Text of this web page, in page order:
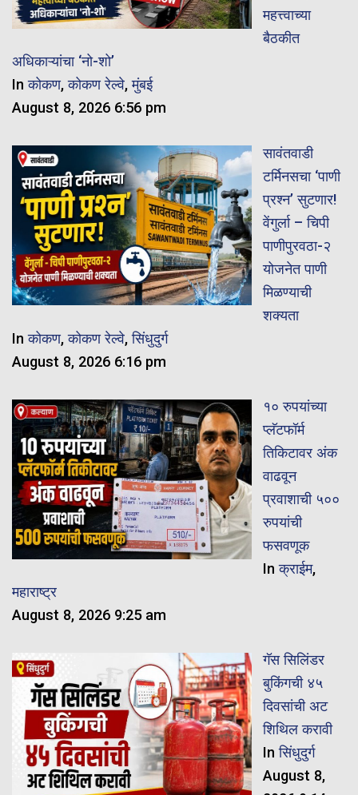
महत्त्वाच्या
बैठकीत
अधिकाऱ्यांचा ‘नो-शो’
Inकोकण,कोकण रेल्वे,मुंबई
August 8, 2026 6:56 pm
सावंतवाडी
टर्मिनसचा ‘पाणी
प्रश्न’ सुटणार!
वेंगुर्ला – चिपी
पाणीपुरवठा-२
योजनेत पाणी
मिळण्याची
शक्यता
Inकोकण,कोकण रेल्वे,सिंधुदुर्ग
August 8, 2026 6:16 pm
१० रुपयांच्या
प्लॅटफॉर्म
तिकिटावर अंक
वाढवून
प्रवाशाची ५००
रुपयांची
फसवणूक
Inक्राईम,
महाराष्ट्र
August 8, 2026 9:25 am
गॅस सिलिंडर
बुकिंगची ४५
दिवसांची अट
शिथिल करावी
Inसिंधुदुर्ग
August 8,